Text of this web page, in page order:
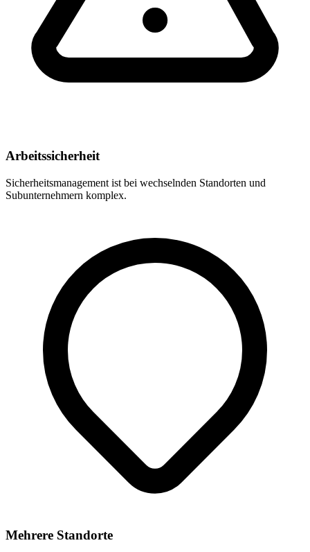
Arbeitssicherheit
Sicherheitsmanagement ist bei wechselnden Standorten und
Subunternehmern komplex.
Mehrere Standorte